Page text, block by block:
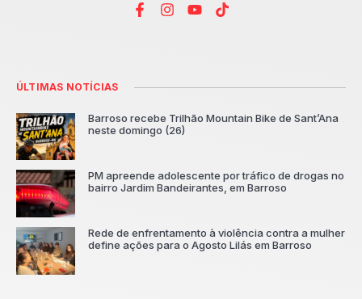
ÚLTIMAS NOTÍCIAS
Barroso recebe Trilhão Mountain Bike de Sant’Ana
neste domingo (26)
PM apreende adolescente por tráfico de drogas no
bairro Jardim Bandeirantes, em Barroso
Rede de enfrentamento à violência contra a mulher
define ações para o Agosto Lilás em Barroso